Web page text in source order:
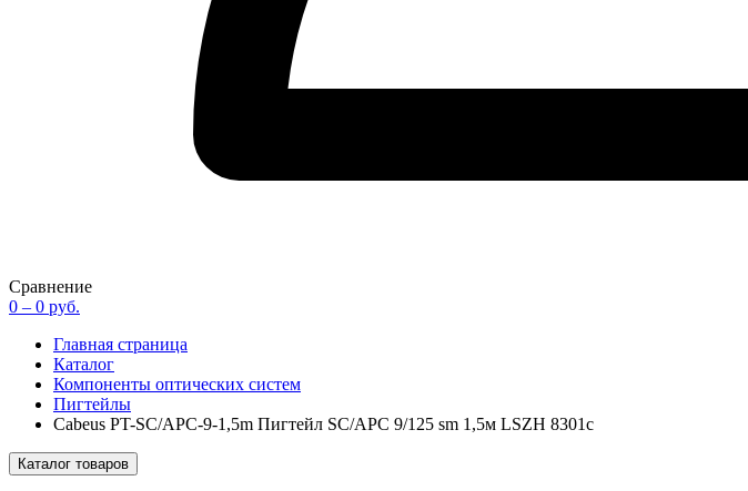
Сравнение
0 – 0 руб.
Главная страница
Каталог
Компоненты оптических систем
Пигтейлы
Cabeus PT-SC/APC-9-1,5m Пигтейл SC/APC 9/125 sm 1,5м LSZH 8301c
Каталог товаров